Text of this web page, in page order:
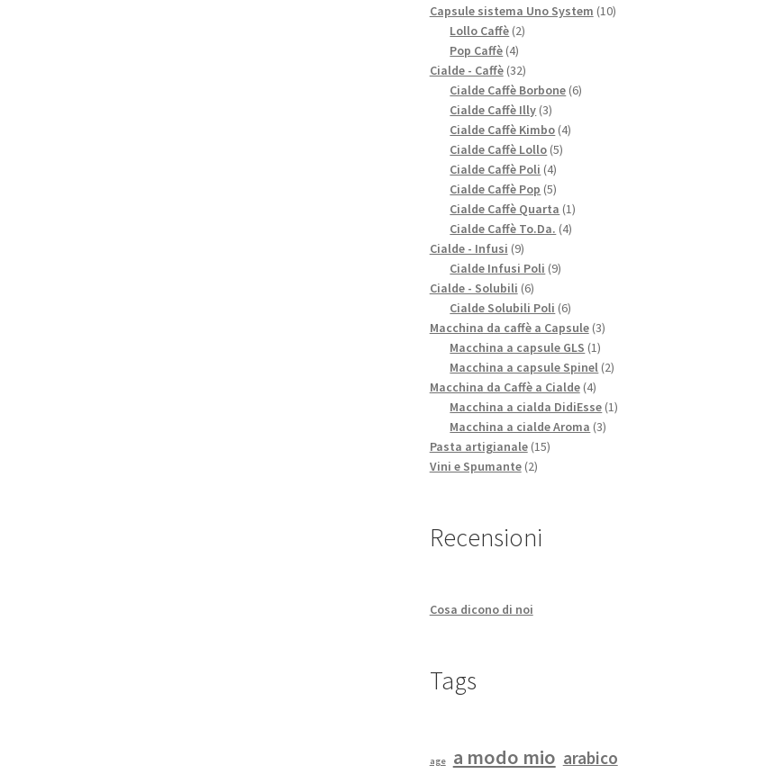
prodotti
Capsule sistema Uno System 1010
Lollo Caffè 22
Pop Caffè 44
prodotti
Cialde - Caffè 3232
prodotti
Cialde Caffè Borbone 66
Cialde Caffè Illy 33
prodotti
Cialde Caffè Kimbo 44
Cialde Caffè Lollo 55
Cialde Caffè Poli 44
prodotti
Cialde Caffè Pop 55
prodotti
Cialde Caffè Quarta 11
Cialde Caffè To.Da. 44
Cialde - Infusi 99
prodotti
Cialde Infusi Poli 99
Cialde - Solubili 66
prodotti
Cialde Solubili Poli 66
prodotti
Macchina da caffè a Capsule 33
Macchina a capsule GLS 11
prodotto
Macchina a capsule Spinel 22
Macchina da Caffè a Cialde 44
prodotti
Macchina a cialda DidiEsse 11
Macchina a cialde Aroma 33
Pasta artigianale 1515
Vini e Spumante 22
Recensioni
Cosa dicono di noi
Tags
age a modo mio arabico